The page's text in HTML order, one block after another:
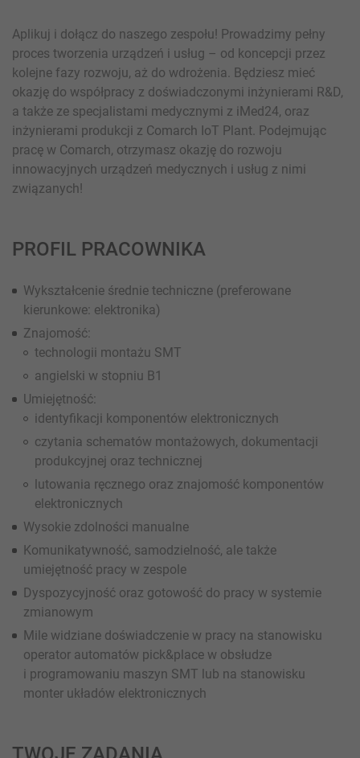
Aplikuj i dołącz do naszego zespołu! Prowadzimy pełny
proces tworzenia urządzeń i usług – od koncepcji przez
kolejne fazy rozwoju, aż do wdrożenia. Będziesz mieć
okazję do współpracy z doświadczonymi inżynierami R&D,
a także ze specjalistami medycznymi z iMed24, oraz
inżynierami produkcji z Comarch IoT Plant. Podejmując
pracę w Comarch, otrzymasz okazję do rozwoju
innowacyjnych urządzeń medycznych i usług z nimi
związanych!
PROFIL PRACOWNIKA
Wykształcenie średnie techniczne (preferowane
kierunkowe: elektronika)
Znajomość:
technologii montażu SMT
angielski w stopniu B1
Umiejętność:
identyfikacji komponentów elektronicznych
czytania schematów montażowych, dokumentacji
produkcyjnej oraz technicznej
lutowania ręcznego oraz znajomość komponentów
elektronicznych
Wysokie zdolności manualne
Komunikatywność, samodzielność, ale także
umiejętność pracy w zespole
Dyspozycyjność oraz gotowość do pracy w systemie
zmianowym
Mile widziane doświadczenie w pracy na stanowisku
operator automatów pick&place w obsłudze
i programowaniu maszyn SMT lub na stanowisku
monter układów elektronicznych